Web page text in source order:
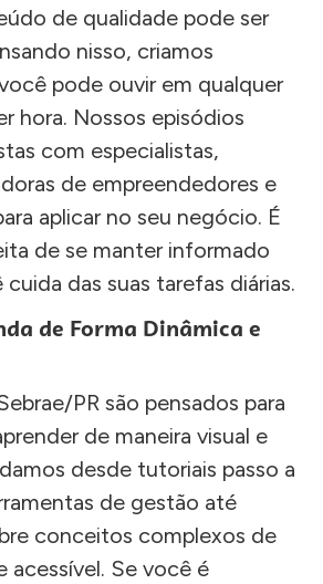
de qualidade pode ser
nisso, criamos
pode ouvir em qualquer
hora. Nossos episódios
com especialistas,
de empreendedores e
aplicar no seu negócio. É
de se manter informado
das suas tarefas diárias.
de Forma Dinâmica e
PR são pensados para
de maneira visual e
desde tutoriais passo a
de gestão até
conceitos complexos de
acessível. Se você é